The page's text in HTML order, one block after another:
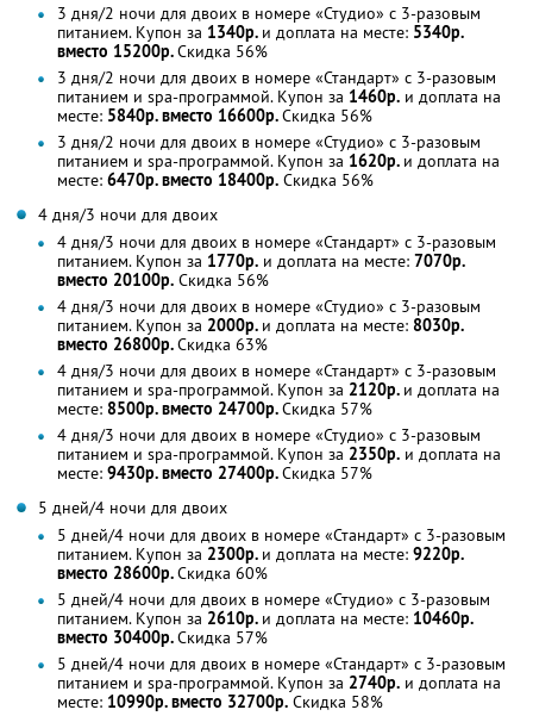
3 дня/2 ночи для двоих в номере «Студио» с 3-разовым
питанием. Купон за 1340р. и доплата на месте: 5340р.
вместо 15200р.Скидка 56%
3 дня/2 ночи для двоих в номере «Стандарт» с 3-разовым
питанием и spa-программой. Купон за 1460р. и доплата на
месте: 5840р. вместо 16600р.Скидка 56%
3 дня/2 ночи для двоих в номере «Студио» с 3-разовым
питанием и spa-программой. Купон за 1620р. и доплата на
месте: 6470р. вместо 18400р. Скидка 56%
4 дня/3 ночи для двоих
4 дня/3 ночи для двоих в номере «Стандарт» с 3-разовым
питанием. Купон за 1770р. и доплата на месте: 7070р.
вместо 20100р. Скидка 56%
4 дня/3 ночи для двоих в номере «Студио» с 3-разовым
питанием. Купон за 2000р. и доплата на месте: 8030р.
вместо 26800р.Скидка 63%
4 дня/3 ночи для двоих в номере «Стандарт» с 3-разовым
питанием и spa-программой. Купон за 2120р. и доплата на
месте: 8500р. вместо 24700р.Скидка 57%
4 дня/3 ночи для двоих в номере «Студио» с 3-разовым
питанием и spa-программой. Купон за 2350р. и доплата на
месте: 9430р. вместо 27400р.Скидка 57%
5 дней/4 ночи для двоих
5 дней/4 ночи для двоих в номере «Стандарт» с 3-разовым
питанием. Купон за 2300р. и доплата на месте: 9220р.
вместо 28600р.Скидка 60%
5 дней/4 ночи для двоих в номере «Студио» с 3-разовым
питанием. Купон за 2610р. и доплата на месте: 10460р.
вместо 30400р.Скидка 57%
5 дней/4 ночи для двоих в номере «Стандарт» с 3-разовым
питанием и spa-программой. Купон за 2740р. и доплата на
месте: 10990р. вместо 32700р. Скидка 58%